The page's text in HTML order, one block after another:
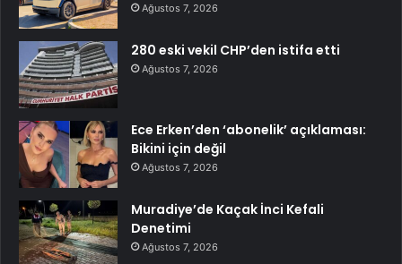
Ağustos 7, 2026
280 eski vekil CHP’den istifa etti
Ağustos 7, 2026
Ece Erken’den ‘abonelik’ açıklaması:
Bikini için değil
Ağustos 7, 2026
Muradiye’de Kaçak İnci Kefali
Denetimi
Ağustos 7, 2026